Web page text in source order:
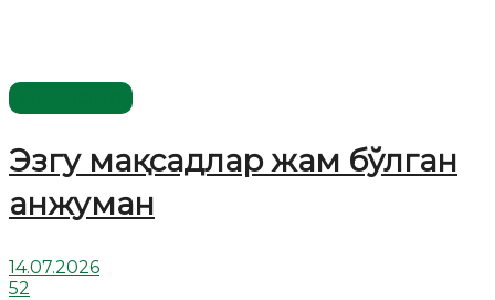
Эзгу мақсадлар жам бўлган
анжуман
14.07.2026
52